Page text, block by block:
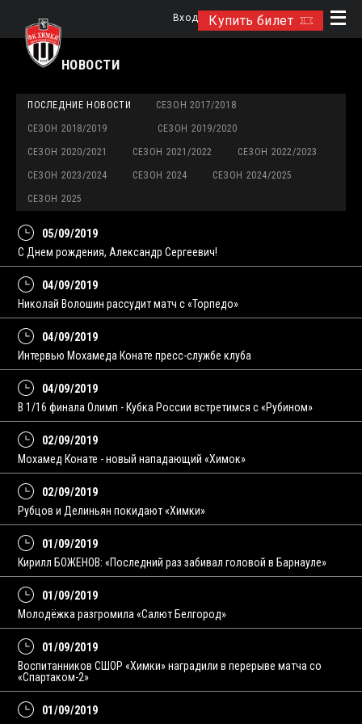
Купить билет
Вход
НОВОСТИ
ПОСЛЕДНИЕ НОВОСТИ СЕЗОН 2017/2018
СЕЗОН 2018/2019 СЕЗОН 2019/2020
СЕЗОН 2020/2021 СЕЗОН 2021/2022 СЕЗОН 2022/2023
СЕЗОН 2023/2024 СЕЗОН 2024 СЕЗОН 2024/2025
СЕЗОН 2025
05/09/2019
С Днем рождения, Александр Сергеевич!
04/09/2019
Николай Волошин рассудит матч с «Торпедо»
04/09/2019
Интервью Мохамеда Конате пресс-службе клуба
04/09/2019
В 1/16 финала Олимп - Кубка России встретимся с «Рубином»
02/09/2019
Мохамед Конате - новый нападающий «Химок»
02/09/2019
Рубцов и Делиньян покидают «Химки»
01/09/2019
Кирилл БОЖЕНОВ: «Последний раз забивал головой в Барнауле»
01/09/2019
Молодёжка разгромила «Салют Белгород»
01/09/2019
Воспитанников СШОР «Химки» наградили в перерыве матча со
«Спартаком-2»
01/09/2019